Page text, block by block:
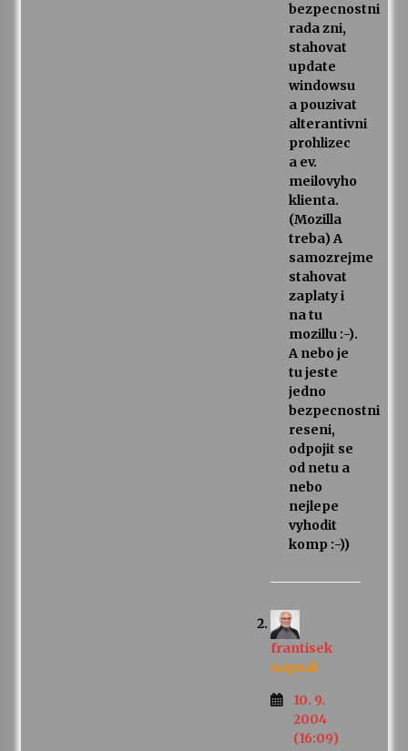
bezpecnostni
rada zni,
stahovat
update
windowsu
a pouzivat
alterantivni
prohlizec
a ev.
meilovyho
klienta.
(Mozilla
treba) A
samozrejme
stahovat
zaplaty i
na tu
mozillu :-).
A nebo je
tu jeste
jedno
bezpecnostni
reseni,
odpojit se
od netu a
nebo
nejlepe
vyhodit
komp :-))
frantisek
napsal:
10. 9.
2004
(16:09)